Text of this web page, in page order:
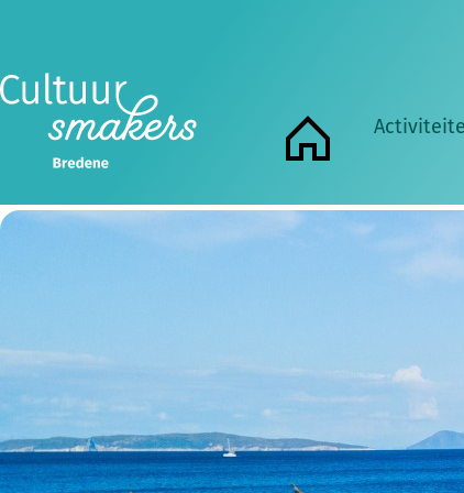
Home
Goed nieuws voor onze leden: voortaan is
hernieuwingen en niet alleen voor